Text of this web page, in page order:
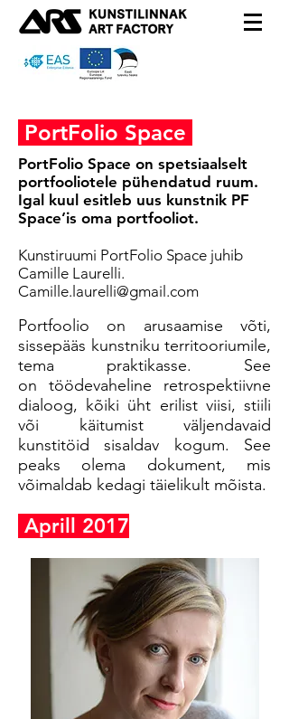
PortFolio Space
PortFolio Space on spetsiaalselt
portfooliotele pühendatud ruum.
Igal kuul esitleb uus kunstnik PF
Space’is oma portfooliot.
Kunstiruumi PortFolio Space juhib
Camille Laurelli.
Camille.laurelli@gmail.com
Portfoolio on arusaamise võti,
sissepääs kunstniku territooriumile,
tema praktikasse. See
on töödevaheline retrospektiivne
dialoog, kõiki üht erilist viisi, stiili
või käitumist väljendavaid
kunstitöid sisaldav kogum. See
peaks olema dokument, mis
võimaldab kedagi täielikult mõista.
Aprill 2017